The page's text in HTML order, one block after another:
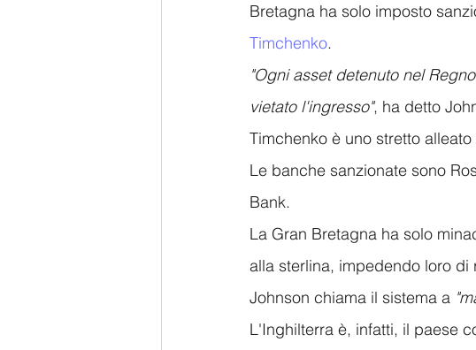
Bretagna ha solo imposto
Timchenko.
"Ogni asset detenuto nel
vietato l'ingresso", ha detto
Timchenko è uno stretto
Le banche sanzionate sono
Bank.
La Gran Bretagna ha solo
alla sterlina, impedendo loro
Johnson chiama il sistema a
L'Inghilterra è, infatti, il paese